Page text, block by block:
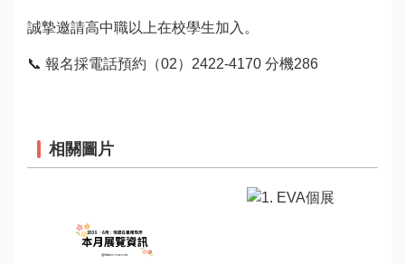
誠摯邀請高中職以上在校學生加入。
📞 報名採電話預約（02）2422-4170 分機286
相關圖片